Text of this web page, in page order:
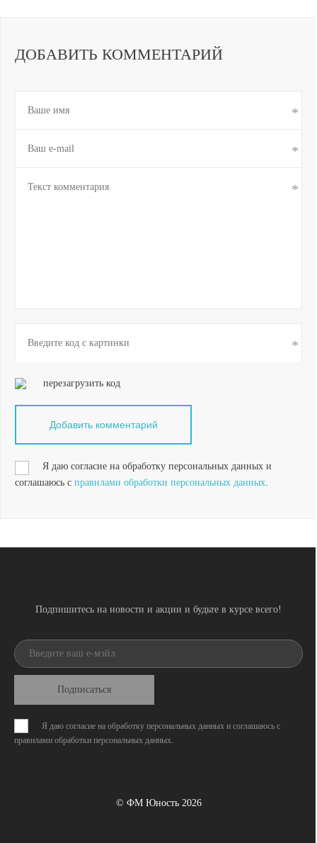
ДОБАВИТЬ КОММЕНТАРИЙ
перезагрузить код
Я даю согласие на обработку персональных данных и
соглашаюсь с правилами обработки персональных данных
Подпишитесь на новости и акции и будьте в курсе всего!
Подписаться
Я даю согласие на обработку персональных данных и соглашаюсь с
правилами обработки персональных данных.
© ФМ Юность 2026